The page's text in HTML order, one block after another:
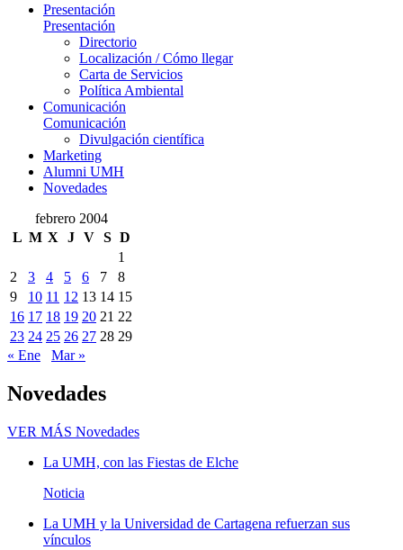
Presentación
Presentación
Directorio
Localización / Cómo llegar
Carta de Servicios
Política Ambiental
Comunicación
Comunicación
Divulgación científica
Marketing
Alumni UMH
Novedades
febrero 2004
L M X J V S D
1
2
3 4 5 6 7
8
9
10 11 12 13 14 15
16 17 18 19 20 21 22
23 24 25 26 27 28 29
« Ene
Mar »
Novedades
VER MÁS Novedades
La UMH, con las Fiestas de Elche
Noticia
La UMH y la Universidad de Cartagena refuerzan sus
vínculos